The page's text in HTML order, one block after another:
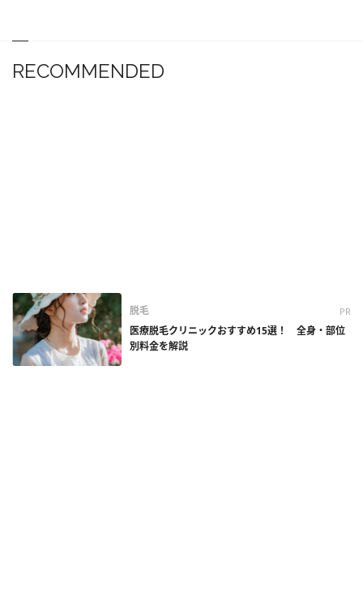
RECOMMENDED
脱毛 PR
医療脱毛クリニックおすすめ15選！ 全身・部位
別料金を解説